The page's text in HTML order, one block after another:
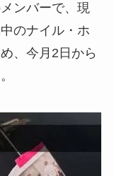
ンバーで、現
のナイル・ホ
、今月2日から